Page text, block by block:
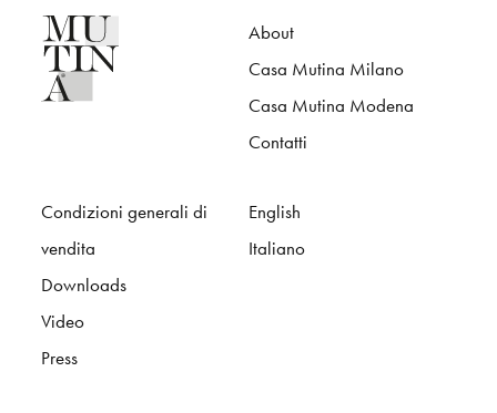
About
Casa Mutina Milano
Casa Mutina Modena
Contatti
Condizioni generali di
vendita
Downloads
Video
Press
English
Italiano